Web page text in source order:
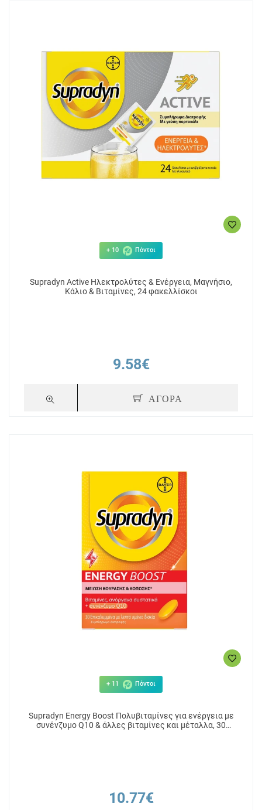
+ 10 Πόντοι
Supradyn Active Ηλεκτρολύτες & Ενέργεια, Μαγνήσιο,
Kάλιο & Βιταμίνες, 24 φακελλίσκοι
9.58€
ΑΓΟΡΑ
+ 11 Πόντοι
Supradyn Energy Boost Πολυβιταμίνες για ενέργεια με
συνένζυμο Q10 & άλλες βιταμίνες και μέταλλα, 30
10.77€